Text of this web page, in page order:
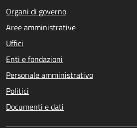
Organi di governo
Aree amministrative
Uffici
Enti e fondazioni
Personale amministrativo
Politici
Documenti e dati